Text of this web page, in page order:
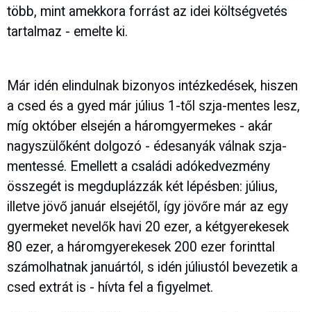
több, mint amekkora forrást az idei költségvetés
tartalmaz - emelte ki.
Már idén elindulnak bizonyos intézkedések, hiszen
a csed és a gyed már július 1-től szja-mentes lesz,
míg október elsején a háromgyermekes - akár
nagyszülőként dolgozó - édesanyák válnak szja-
mentessé. Emellett a családi adókedvezmény
összegét is megduplázzák két lépésben: július,
illetve jövő január elsejétől, így jövőre már az egy
gyermeket nevelők havi 20 ezer, a kétgyerekesek
80 ezer, a háromgyerekesek 200 ezer forinttal
számolhatnak januártól, s idén júliustól bevezetik a
csed extrát is - hívta fel a figyelmet.